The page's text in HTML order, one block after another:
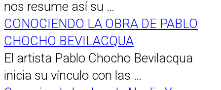
nos resume así su …
CONOCIENDO LA OBRA DE PABLO
CHOCHO BEVILACQUA
El artista Pablo Chocho Bevilacqua
inicia su vínculo con las …